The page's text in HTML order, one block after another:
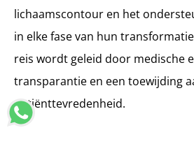
lichaamscontour en het
in elke fase van hun
reis wordt geleid door medische
transparantie en een toewijding
patiënttevredenheid.